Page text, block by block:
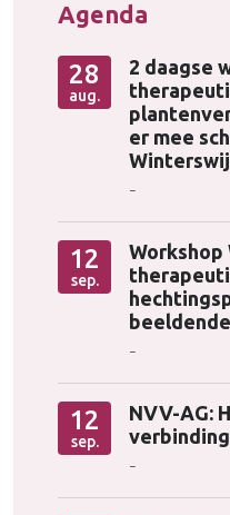
Agenda
28
aug.
2 daagse
er mee
-
12
sep.
Workshop
-
12
sep.
NVV-AG:
verbinding
-